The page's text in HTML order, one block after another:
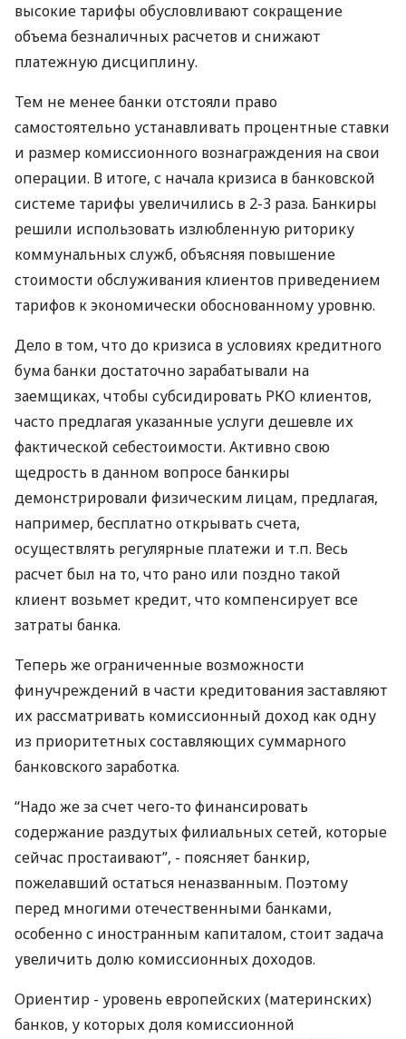
высокие тарифы обусловливают сокращение
объема безналичных расчетов и снижают
платежную дисциплину.
Тем не менее банки отстояли право
самостоятельно устанавливать процентные ставки
и размер комиссионного вознаграждения на свои
операции. В итоге, с начала кризиса в банковской
системе тарифы увеличились в 2-3 раза. Банкиры
решили использовать излюбленную риторику
коммунальных служб, объясняя повышение
стоимости обслуживания клиентов приведением
тарифов к экономически обоснованному уровню.
Дело в том, что до кризиса в условиях кредитного
бума банки достаточно зарабатывали на
заемщиках, чтобы субсидировать РКО клиентов,
часто предлагая указанные услуги дешевле их
фактической себестоимости. Активно свою
щедрость в данном вопросе банкиры
демонстрировали физическим лицам, предлагая,
например, бесплатно открывать счета,
осуществлять регулярные платежи и т.п. Весь
расчет был на то, что рано или поздно такой
клиент возьмет кредит, что компенсирует все
затраты банка.
Теперь же ограниченные возможности
финучреждений в части кредитования заставляют
их рассматривать комиссионный доход как одну
из приоритетных составляющих суммарного
банковского заработка.
“Надо же за счет чего-то финансировать
содержание раздутых филиальных сетей, которые
сейчас простаивают”, - поясняет банкир,
пожелавший остаться неназванным. Поэтому
перед многими отечественными банками,
особенно с иностранным капиталом, стоит задача
увеличить долю комиссионных доходов.
Ориентир - уровень европейских (материнских)
банков, у которых доля комиссионной